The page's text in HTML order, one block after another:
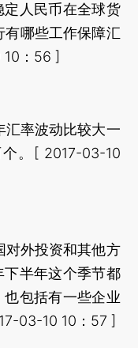
人民币在全球货
有哪些工作保障汇
：56 ]
率波动比较大一
。[ 2017-03-10
外投资和其他方
半年这个季节都
包括有一些企业
03-10 10：57 ]